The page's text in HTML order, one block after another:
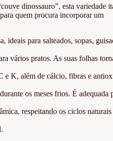
dinossauro”, esta variedade
quem procura incorporar um
ideais para salteados, sopas,
vários pratos. As suas folhas
e K, além de cálcio, fibras e
os meses frios. É adequada
respeitando os ciclos